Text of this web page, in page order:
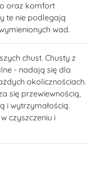
oraz komfort
te nie podlegają
wad.
chust. Chusty z
- nadają się dla
okolicznościach.
się przewiewnością,
i wytrzymałością.
czyszczeniu i